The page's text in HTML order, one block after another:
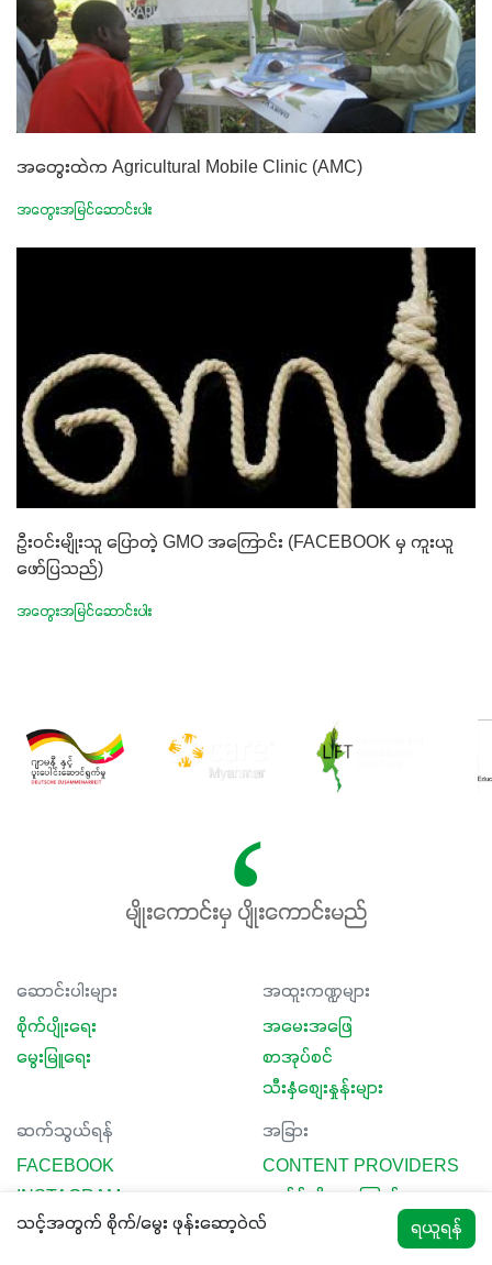
အတွေးထဲက Agricultural Mobile Clinic (AMC)
အတွေးအမြင်ဆောင်းပါး
ဦးဝင်းမျိုးသူ ပြောတဲ့ GMO အကြောင်း (FACEBOOK မှ ကူးယူ
ဖော်ပြသည်)
အတွေးအမြင်ဆောင်းပါး
မျိုးကောင်းမှ ပျိုးကောင်းမည်
ဆောင်းပါးများ
စိုက်ပျိုးရေး
မွေးမြူရေး
အထူးကဏ္ဍများ
အမေးအဖြေ
စာအုပ်စင်
သီးနှံစျေးနှုန်းများ
ဆက်သွယ်ရန်
FACEBOOK
INSTAGRAM
အခြား
CONTENT PROVIDERS
ကျွန်ုပ်တို့ အကြောင်း
သင့်အတွက် စိုက်/မွေး ဖုန်းဆော့ဝဲလ်
ရယူရန်